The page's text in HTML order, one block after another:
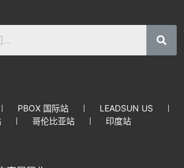
PBOX 国际站
LEADSUN US
哥伦比亚站 印度站